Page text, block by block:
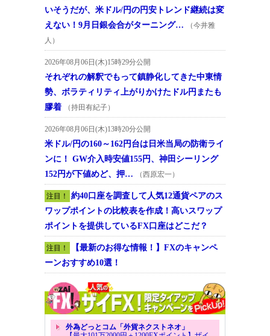
いそうだが、米ドル/円の円安トレンド継続は変
えない！9月日銀会合がターニング…
（今井雅
人）
2026年08月06日(木)15時29分公開
それぞれの解釈でもって鎮静化してきた中東情
勢、ボラティリティ上がりかけたドル円またも
膠着
（持田有紀子）
2026年08月06日(木)13時20分公開
米ドル/円の160～162円台は日米当局の防衛ライ
ンに！ GW介入時安値155円、神田シーリング
152円が下値めど、押…
（西原宏一）
注目！
約40口座を調査して人気12通貨ペアのス
ワップポイントの比較表を作成！高いスワップ
ポイントを提供しているFX口座はどこだ？
注目！
【最新のお得な情報！】FXのキャンペ
ーンおすすめ10選！
外為どっとコム「外貨ネクストネオ」